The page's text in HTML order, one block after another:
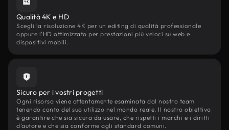
Qualità 4K e HD
Scegli la risoluzione 4K per un editing di qualità professionale
oppure l'HD ottimizzato per prestazioni più veloci su web e
dispositivi mobili.
Sicuro per i vostri progetti
Ogni risorsa viene attentamente esaminata dal nostro team
tenendo conto del suo utilizzo nel mondo reale. Il nostro obiettivo
è garantire che sia sicura da usare, che rispetti i marchi e i diritti
d'autore e che sia conforme agli standard comuni.